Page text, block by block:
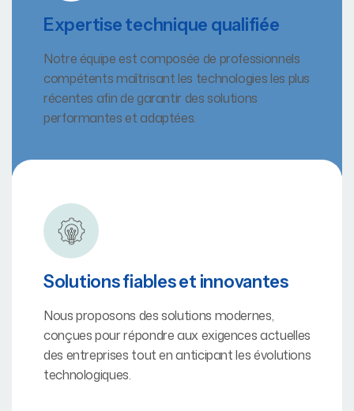
Expertise technique qualifiée
Notre équipe est composée de professionnels
compétents maîtrisant les technologies les plus
récentes afin de garantir des solutions
performantes et adaptées.
Solutions fiables et innovantes
Nous proposons des solutions modernes,
conçues pour répondre aux exigences actuelles
des entreprises tout en anticipant les évolutions
technologiques.